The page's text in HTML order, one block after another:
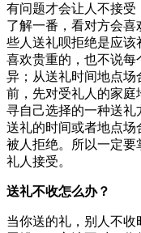
有问题才会让人不接受
了解一番，看对方会
些人送礼呗拒绝是应
喜欢贵重的，也不说
异；从送礼时间地点场
前，先对受礼人的家
寻自己选择的一种送
送礼的时间或者地点
被人拒绝。所以一定
礼人接受。
送礼不收怎么办？
当你送的礼，别人不